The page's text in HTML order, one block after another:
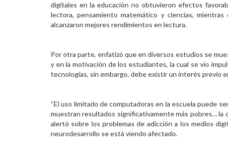
digitales en la educación no obtuvieron efectos
lectora, pensamiento matemático y ciencias,
alcanzaron mejores rendimientos en lectura.
Por otra parte, enfatizó que en diversos estudios se
y en la motivación de los estudiantes, la cual se vio
tecnologías, sin embargo, debe existir un interés previo
“El uso limitado de computadoras en la escuela puede
muestran resultados significativamente más pobres… la
alertó sobre los problemas de adicción a los medios
neurodesarrollo se está viendo afectado.